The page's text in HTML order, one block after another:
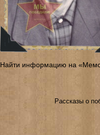
Найти информацию на
Рассказы о